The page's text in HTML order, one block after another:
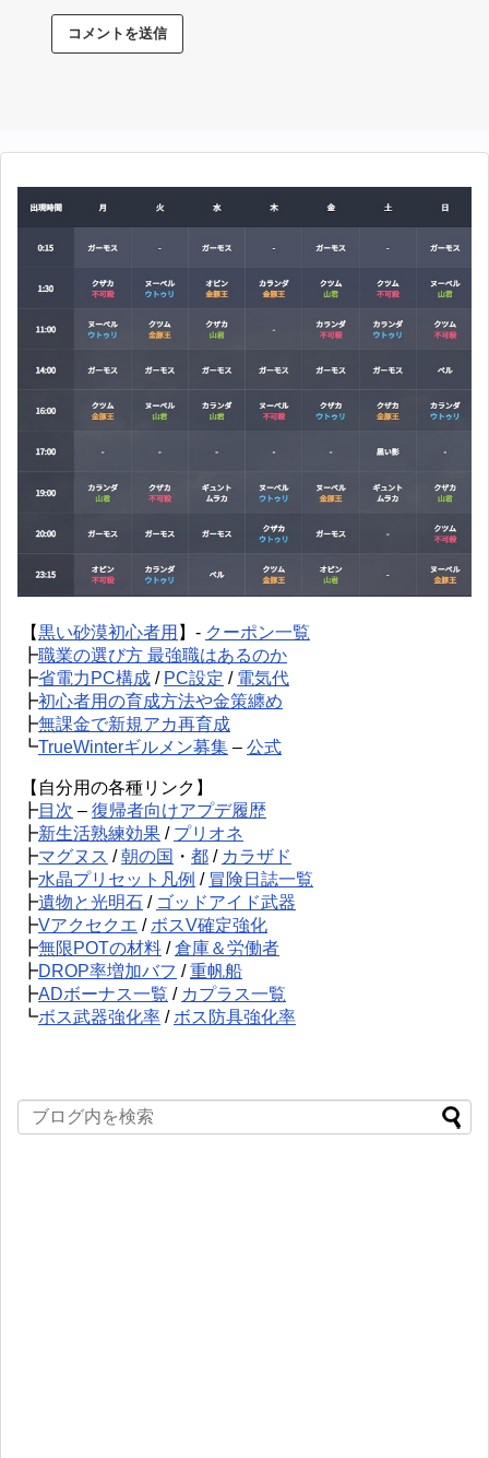
【黒い砂漠初心者用 】- クーポン一覧
┣職業の選び方 最強職はあるのか
┣省電力PC構成 / PC設定 / 電気代
┣初心者用の育成方法や金策纏め
┣無課金で新規アカ再育成
┗TrueWinterギルメン募集 – 公式
【自分用の各種リンク】
┣目次 – 復帰者向けアプデ履歴
┣新生活熟練効果 / プリオネ
┣マグヌス /朝の国 ・ 都 / カラザド
┣水晶プリセット凡例 / 冒険日誌一覧
┣遺物と光明石 / ゴッドアイド武器
┣Vアクセクエ /ボスV確定強化
┣無限POTの材料 /倉庫＆労働者
┣DROP率増加バフ /重帆船
┣ADボーナス一覧 / カプラス一覧
┗ボス武器強化率 /ボス防具強化率